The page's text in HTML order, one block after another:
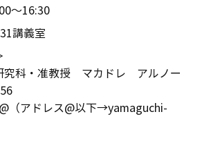
～16:30
講義室
究科・准教授 マカドレ アルノー
（アドレス@以下→yamaguchi-